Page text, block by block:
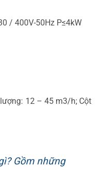
/ 400V-50Hz P≤4kW
12 – 45 m3/h; Cột
Gồm những